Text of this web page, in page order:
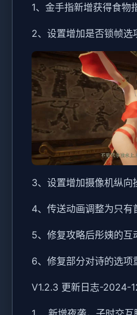
1、金手指新增获得食物
2、设置增加是否锁帧选
3、设置增加摄像机纵向
4、传送动画调整为只有
5、修复攻略后彤姨的互
6、修复部分对诗的选项
V1.2.3 更新日志-2024-